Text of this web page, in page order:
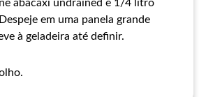
abacaxi undrained e 1/4 litro
em uma panela grande
à geladeira até definir.